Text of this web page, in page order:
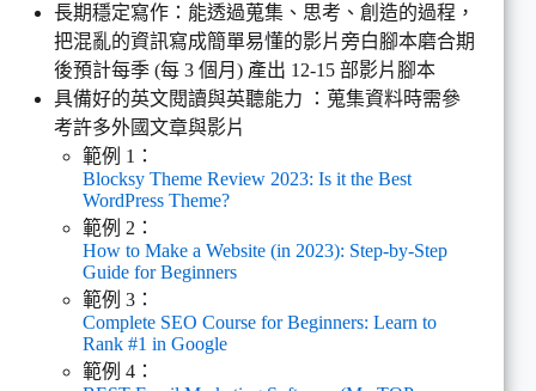
長期穩定寫作：能透過蒐集、思考、創造的過程，
把混亂的資訊寫成簡單易懂的影片旁白腳本磨合期
後預計每季 (每 3 個月) 產出 12-15 部影片腳本
具備好的英文閱讀與英聽能力 ：蒐集資料時需參
考許多外國文章與影片
範例 1：
Blocksy Theme Review 2023: Is it the Best
WordPress Theme?
範例 2：
How to Make a Website (in 2023): Step-by-Step
Guide for Beginners
範例 3：
Complete SEO Course for Beginners: Learn to
Rank #1 in Google
範例 4：